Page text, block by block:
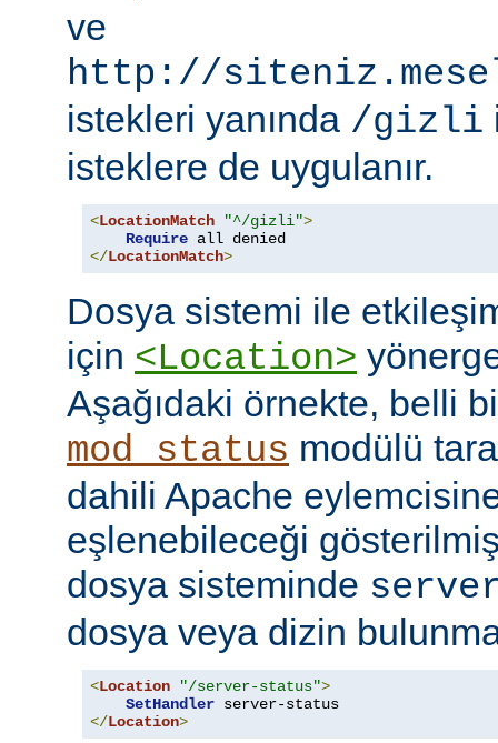
ve
http://
istekleri yanında /gizli
isteklere de uygulanır.
<LocationMatch "^/gizli">
Require
</LocationMatch>
Dosya sistemi ile
için <Location>
Aşağıdaki örnekte, belli
mod_status modülü
dahili Apache
eşlenebileceği
dosya sisteminde
dosya veya dizin
<Location "/server-status">
SetHandler
</Location>